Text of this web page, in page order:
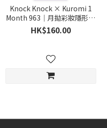
Knock Knock × Kuromi 1
Month 963｜月拋彩妝隱形眼
鏡｜每盒2片
HK$160.00